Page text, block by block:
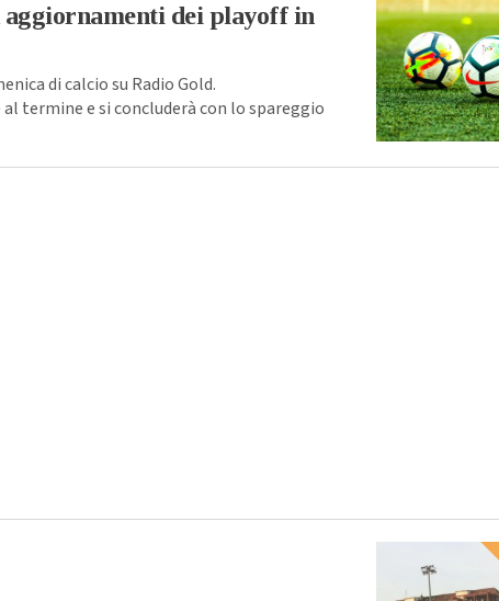
dei playoff in
di calcio su Radio Gold.
termine e si concluderà con lo spareggio